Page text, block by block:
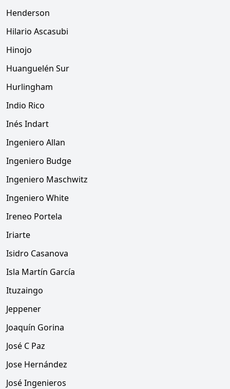
Henderson
Hilario Ascasubi
Hinojo
Huanguelén Sur
Hurlingham
Indio Rico
Inés Indart
Ingeniero Allan
Ingeniero Budge
Ingeniero Maschwitz
Ingeniero White
Ireneo Portela
Iriarte
Isidro Casanova
Isla Martín García
Ituzaingo
Jeppener
Joaquín Gorina
José C Paz
Jose Hernández
José Ingenieros